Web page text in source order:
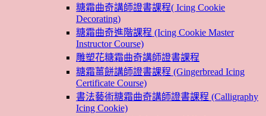
糖霜曲奇講師證書課程( Icing Cookie
Decorating)
糖霜曲奇進階課程 (Icing Cookie Master
Instructor Course)
雕塑花糖霜曲奇講師證書課程
糖霜薑餅講師證書課程 (Gingerbread Icing
Certificate Course)
書法藝術糖霜曲奇講師證書課程 (Calligraphy
Icing Cookie)